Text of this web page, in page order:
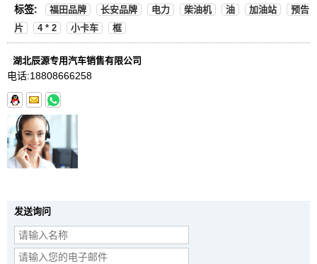
标签: 福田品牌 长安品牌 电力 柴油机 油 加油站
预告
片
4 * 2 小卡车 框
湖北辰源专用汽车销售有限公司
电话:18808666258
发送询问